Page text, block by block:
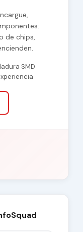
de chips,
SMD